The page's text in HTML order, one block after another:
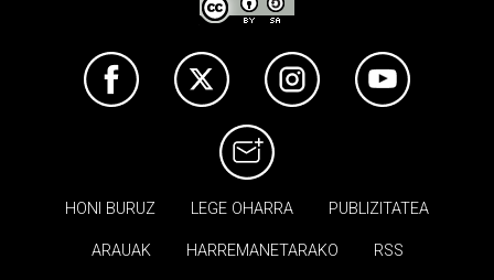
HONI BURUZ LEGE OHARRA PUBLIZITATEA
ARAUAK HARREMANETARAKO RSS